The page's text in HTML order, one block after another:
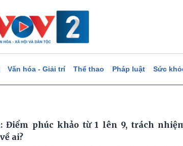
Văn hóa - Giải trí Thể thao Pháp luật Sức
Điểm phúc khảo từ 1 lên 9, trách
ai?